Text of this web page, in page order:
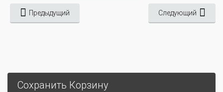
Предыдущий Следующий
Сохранить Корзину